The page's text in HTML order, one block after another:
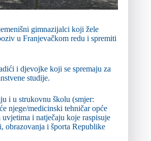
gimnazijalci koji žele
u Franjevačkom redu i spremiti
i djevojke koji se spremaju za
studije.
i u strukovnu školu (smjer:
njege/medicinski tehničar opće
i natječaju koje raspisuje
obrazovanja i športa Republike